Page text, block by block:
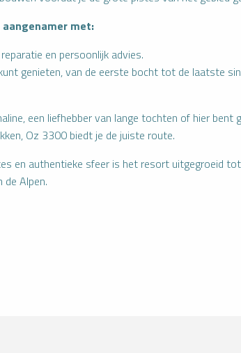
met:
en persoonlijk advies.
genieten, van de eerste bocht tot de laatste
een liefhebber van lange tochten of hier bent
Oz 3300 biedt je de juiste route.
en authentieke sfeer is het resort uitgegroeid
Alpen.